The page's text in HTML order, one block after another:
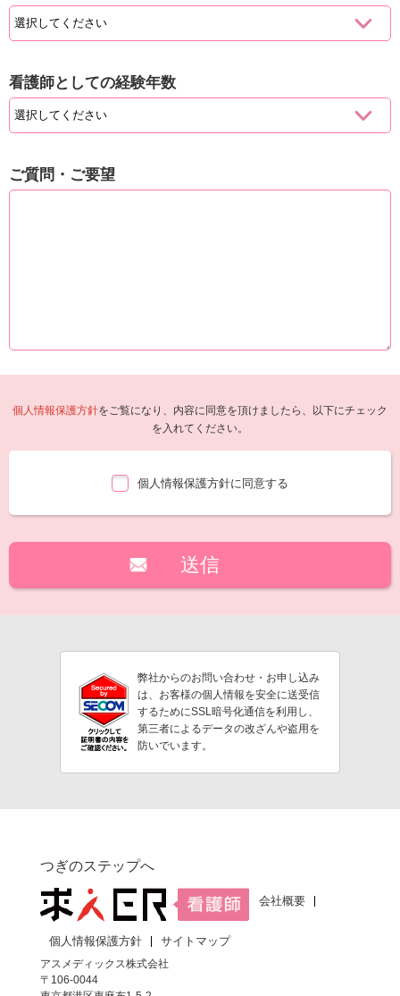
看護師としての経験年数
ご質問・ご要望
個人情報保護方針をご覧になり、内容に同意を頂けましたら、以下にチェック
を入れてください。
個人情報保護方針に同意する
弊社からのお問い合わせ・お申し込み
は、お客様の個人情報を安全に送受信
するためにSSL暗号化通信を利用し、
第三者によるデータの改ざんや盗用を
防いでいます。
つぎのステップへ
会社概要
個人情報保護方針
サイトマップ
アスメディックス株式会社
〒106-0044